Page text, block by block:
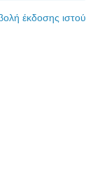
έκδοσης ιστού